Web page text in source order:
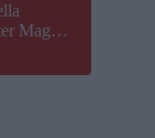
Magyar